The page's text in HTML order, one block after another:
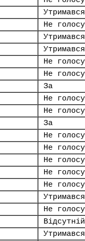
Утримався
Не
Утримався
Утримався
Не
Не
За
Не
Не
За
Не
Не
Не
Не
Не
Утримався
Не
Відсутній
Утримався